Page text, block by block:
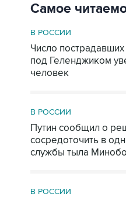
Самое
В РОССИИ
Число
под Геленджиком
человек
В РОССИИ
Путин сообщил о
сосредоточить в
службы тыла
В РОССИИ